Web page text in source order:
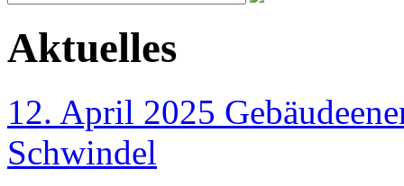
Aktuelles
12. April 2025
Schwindel